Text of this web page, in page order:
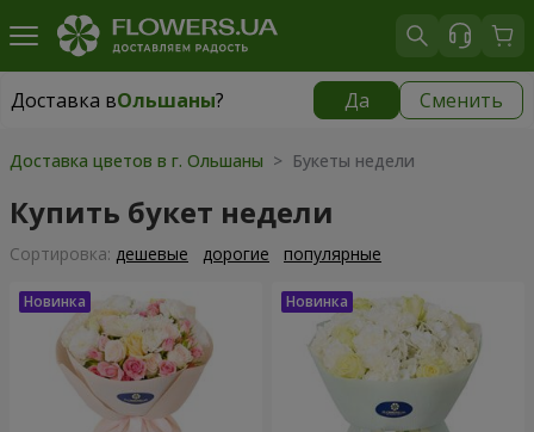
Доставка вОльшаны? Да Сменить
Доставка вОльшаны|
Доставка цветов в г. Ольшаны > Букеты недели
Купить букет недели
Cортировка: дешевые дорогие популярные